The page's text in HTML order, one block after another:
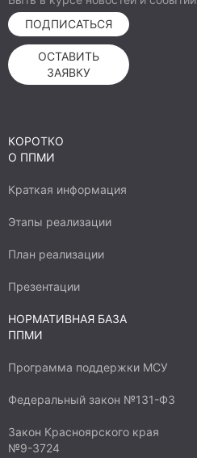
ПОДПИСАТЬСЯ
ОСТАВИТЬ
ЗАЯВКУ
КОРОТКО
О ППМИ
Краткая информация
Этапы реализации
План реализации
Презентации
НОРМАТИВНАЯ БАЗА
ППМИ
Программа поддержки МСУ
Федеральный закон №131-ФЗ
Закон Красноярского края
№9-3724